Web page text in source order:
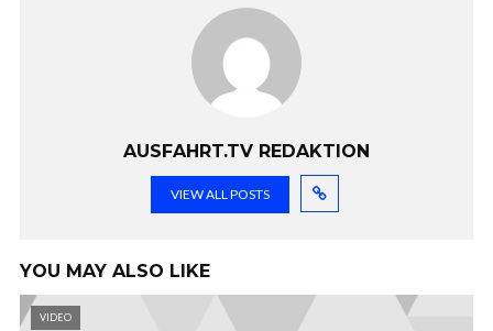
AUSFAHRT.TV REDAKTION
VIEW ALL POSTS
YOU MAY ALSO LIKE
VIDEO